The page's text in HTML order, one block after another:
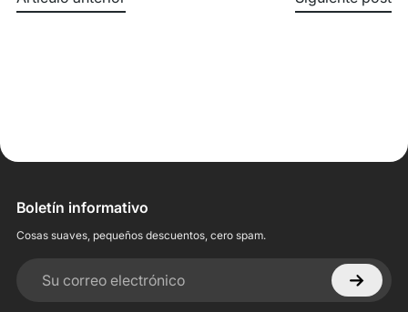
Boletín informativo
Cosas suaves, pequeños descuentos, cero spam.
Su correo electrónico